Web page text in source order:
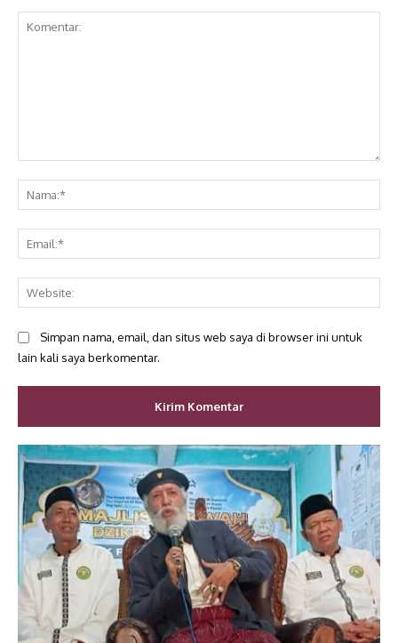
Simpan nama, email, dan situs web saya di browser ini untuk
lain kali saya berkomentar.